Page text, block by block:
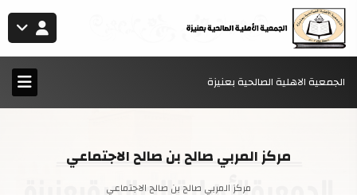
الجمعية الاهلية الصالحية بعنيزة
مركز المربي صالح بن صالح الاجتماعي
مركز المربي صالح بن صالح الاجتماعي